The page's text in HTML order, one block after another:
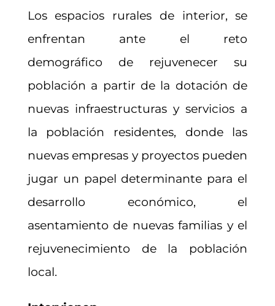
Los espacios rurales de interior, se
enfrentan ante el reto
demográfico de rejuvenecer su
población a partir de la dotación de
nuevas infraestructuras y servicios a
la población residentes, donde las
nuevas empresas y proyectos pueden
jugar un papel determinante para el
desarrollo económico, el
asentamiento de nuevas familias y el
rejuvenecimiento de la población
local.